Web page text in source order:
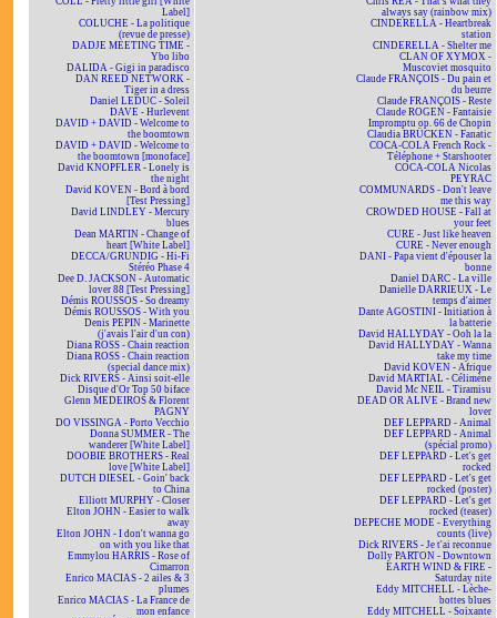
Label]
COLUCHE - La politique
(revue de presse)
DADJE MEETING TIME -
Ybo libo
DALIDA - Gigi in paradisco
DAN REED NETWORK -
Tiger in a dress
Daniel LEDUC - Soleil
DAVE - Hurlevent
DAVID + DAVID - Welcome to
the boomtown
DAVID + DAVID - Welcome to
the boomtown [monoface]
David KNOPFLER - Lonely is
the night
David KOVEN - Bord à bord
[Test Pressing]
David LINDLEY - Mercury
blues
Dean MARTIN - Change of
heart [White Label]
DECCA/GRUNDIG - Hi-Fi
Stéréo Phase 4
Dee D. JACKSON - Automatic
lover 88 [Test Pressing]
Démis ROUSSOS - So dreamy
Démis ROUSSOS - With you
Denis PEPIN - Marinette
(j'avais l'air d'un con)
Diana ROSS - Chain reaction
Diana ROSS - Chain reaction
(special dance mix)
Dick RIVERS - Ainsi soit-elle
Disque d'Or Top 50 biface
Glenn MEDEIROS & Florent
PAGNY
DO VISSINGA - Porto Vecchio
Donna SUMMER - The
wanderer [White Label]
DOOBIE BROTHERS - Real
love [White Label]
DUTCH DIESEL - Goin' back
to China
Elliott MURPHY - Closer
Elton JOHN - Easier to walk
away
Elton JOHN - I don't wanna go
on with you like that
Emmylou HARRIS - Rose of
Cimarron
Enrico MACIAS - 2 ailes & 3
plumes
Enrico MACIAS - La France de
mon enfance
always say (rainbow mix)
CINDERELLA - Heartbreak
station
CINDERELLA - Shelter me
CLAN OF XYMOX -
Muscoviet mosquito
Claude FRANÇOIS - Du pain et
du beurre
Claude FRANÇOIS - Reste
Claude ROGEN - Fantaisie
Impromptu op. 66 de Chopin
Claudia BRÜCKEN - Fanatic
COCA-COLA French Rock -
Téléphone + Starshooter
COCA-COLA Nicolas
PEYRAC
COMMUNARDS - Don't leave
me this way
CROWDED HOUSE - Fall at
your feet
CURE - Just like heaven
CURE - Never enough
DANI - Papa vient d'épouser la
bonne
Daniel DARC - La ville
Danielle DARRIEUX - Le
temps d'aimer
Dante AGOSTINI - Initiation à
la batterie
David HALLYDAY - Ooh la la
David HALLYDAY - Wanna
take my time
David KOVEN - Afrique
David MARTIAL - Célimène
David Mc NEIL - Tiramisu
DEAD OR ALIVE - Brand new
lover
DEF LEPPARD - Animal
DEF LEPPARD - Animal
(spécial promo)
DEF LEPPARD - Let's get
rocked
DEF LEPPARD - Let's get
rocked (poster)
DEF LEPPARD - Let's get
rocked (teaser)
DEPECHE MODE - Everything
counts (live)
Dick RIVERS - Je t'ai reconnue
Dolly PARTON - Downtown
EARTH WIND & FIRE -
Saturday nite
Eddy MITCHELL - Lèche-
bottes blues
Eddy MITCHELL - Soixante